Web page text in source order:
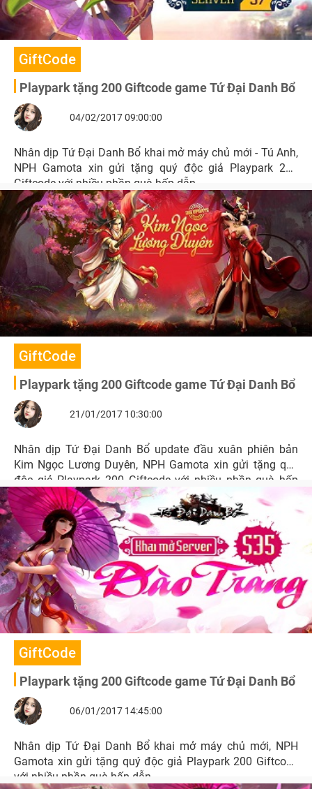
GiftCode
Playpark tặng 200 Giftcode game Tứ Đại Danh Bổ
04/02/2017 09:00:00
Nhân dịp Tứ Đại Danh Bổ khai mở máy chủ mới - Tú Anh,
NPH Gamota xin gửi tặng quý độc giả Playpark 200
Giftcode với nhiều phần quà hấp dẫn.
GiftCode
Playpark tặng 200 Giftcode game Tứ Đại Danh Bổ
21/01/2017 10:30:00
Nhân dịp Tứ Đại Danh Bổ update đầu xuân phiên bản
Kim Ngọc Lương Duyên, NPH Gamota xin gửi tặng quý
độc giả Playpark 200 Giftcode với nhiều phần quà hấp
dẫn.
GiftCode
Playpark tặng 200 Giftcode game Tứ Đại Danh Bổ
06/01/2017 14:45:00
Nhân dịp Tứ Đại Danh Bổ khai mở máy chủ mới, NPH
Gamota xin gửi tặng quý độc giả Playpark 200 Giftcode
với nhiều phần quà hấp dẫn.